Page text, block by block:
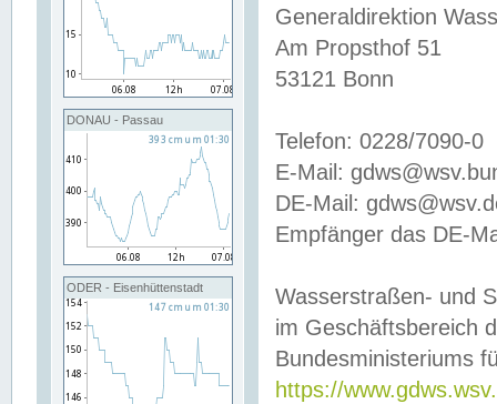
DONAU - Passau
ODER - Eisenhüttenstadt
Generaldirektion
Am Propsthof 51
53121 Bonn
Telefon: 0228/7090-0
E-Mail:
DE-Mail:
Empfänger das DE-
Wasserstraßen- und
im Geschäftsbereich
Bundesministeriums
https://